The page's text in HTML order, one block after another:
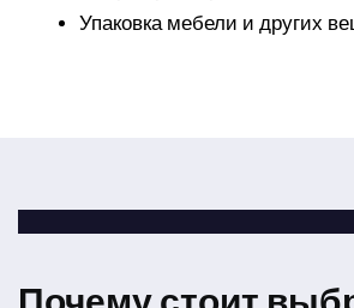
Упаковка мебели и других